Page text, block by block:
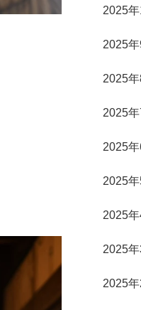
2025年
2025年
2025年
2025年
2025年
2025年
2025年
2025年
2025年